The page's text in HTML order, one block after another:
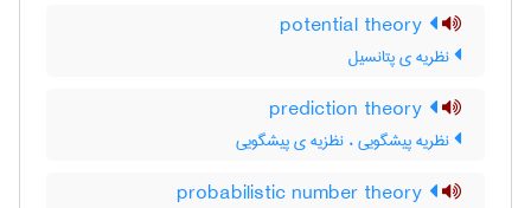
نظریه ی پتانسیل
نظریه پیشگویی ، نظزیه ی پیشگویی